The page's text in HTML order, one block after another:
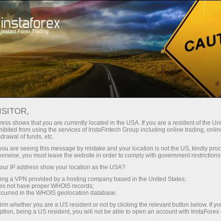
Pembukaan akun instan Platform Trading
Pemula Untuk Investor Untuk Mitra Promo
akun demo
shows that you are currently located in the USA. If you are a resident of the
from using the services of InstaFintech Group including online trading,
of funds, etc.
are seeing this message by mistake and your location is not the US, kindly
you must leave the website in order to comply with government
IP address show your location as the USA?
a VPN provided by a hosting company based in the United States;
not have proper WHOIS records;
in the WHOIS geolocation database.
whether you are a US resident or not by clicking the relevant button below. If
being a US resident, you will not be able to open an account with InstaForex